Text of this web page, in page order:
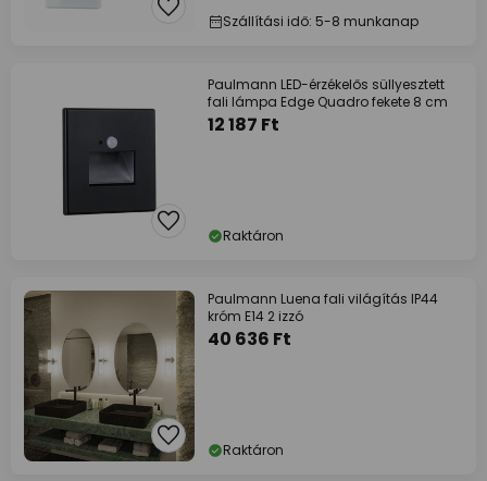
Szállítási idő: 5-8 munkanap
Paulmann LED-érzékelős süllyesztett
fali lámpa Edge Quadro fekete 8 cm
12 187 Ft
Raktáron
Paulmann Luena fali világítás IP44
króm E14 2 izzó
40 636 Ft
Raktáron